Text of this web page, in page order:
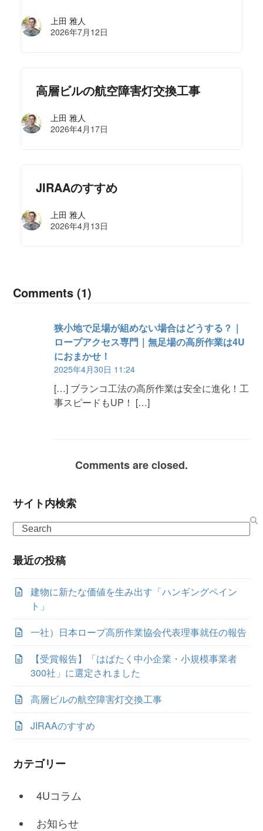
上田 雅人
2026年7月12日
高層ビルの航空障害灯交換工事
上田 雅人
2026年4月17日
JIRAAのすすめ
上田 雅人
2026年4月13日
Comments (1)
狭小地で足場が組めない場合はどうする？｜
ロープアクセス専門｜無足場の高所作業は4U
におまかせ！
2025年4月30日 11:24
[…] ブランコ工法の高所作業は安全に進化！工
事スピードもUP！ […]
Comments are closed.
サイト内検索
Search
最近の投稿
建物に新たな価値を生み出す「ハンギングペイン
ト」
一社）日本ロープ高所作業協会代表理事就任の報告
【受賞報告】「はばたく中小企業・小規模事業者
300社」に選定されました
高層ビルの航空障害灯交換工事
JIRAAのすすめ
カテゴリー
4Uコラム
お知らせ